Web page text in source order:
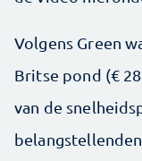
Volgens Green
Britse pond (€
van de